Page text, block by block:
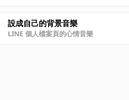
設成自己的背景音樂
LINE 個人檔案頁的心情音樂